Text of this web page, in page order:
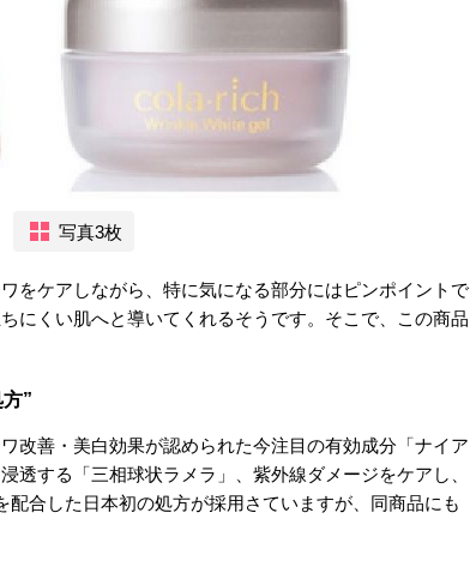
写真3枚
をケアしながら、特に気になる部分にはピンポイントで
にくい肌へと導いてくれるそうです。そこで、この商品
”
改善・美白効果が認められた今注目の有効成分「ナイア
透する「三相球状ラメラ」、紫外線ダメージをケアし、
配合した日本初の処方が採用さていますが、同商品にも